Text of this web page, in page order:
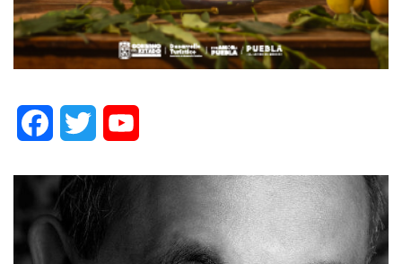
FacebookTwitter